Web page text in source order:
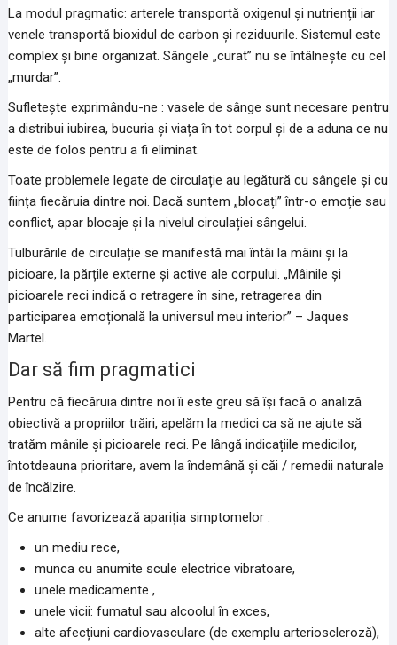
La modul pragmatic: arterele transportă oxigenul și nutrienții iar
venele transportă bioxidul de carbon și reziduurile. Sistemul este
complex și bine organizat. Sângele „curat” nu se întâlnește cu cel
„murdar”.
Sufletește exprimându-ne : vasele de sânge sunt necesare pentru
a distribui iubirea, bucuria și viața în tot corpul și de a aduna ce nu
este de folos pentru a fi eliminat.
Toate problemele legate de circulație au legătură cu sângele și cu
ființa fiecăruia dintre noi. Dacă suntem „blocați” într-o emoție sau
conflict, apar blocaje și la nivelul circulației sângelui.
Tulburările de circulație se manifestă mai întâi la mâini și la
picioare, la părțile externe și active ale corpului. „Mâinile și
picioarele reci indică o retragere în sine, retragerea din
participarea emoțională la universul meu interior” – Jaques
Martel.
Dar să fim pragmatici
Pentru că fiecăruia dintre noi îi este greu să își facă o analiză
obiectivă a propriilor trăiri, apelăm la medici ca să ne ajute să
tratăm mânile și picioarele reci. Pe lângă indicațiile medicilor,
întotdeauna prioritare, avem la îndemână și căi / remedii naturale
de încălzire.
Ce anume favorizează apariția simptomelor :
un mediu rece,
munca cu anumite scule electrice vibratoare,
unele medicamente ,
unele vicii: fumatul sau alcoolul în exces,
alte afecțiuni cardiovasculare (de exemplu arterioscleroză),